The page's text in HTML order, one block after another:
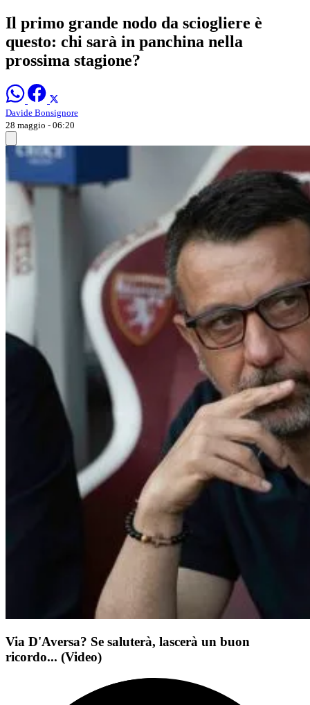
Il primo grande nodo da sciogliere è
questo: chi sarà in panchina nella
prossima stagione?
Davide Bonsignore
28 maggio - 06:20
Via D'Aversa? Se saluterà, lascerà un buon
ricordo... (Video)